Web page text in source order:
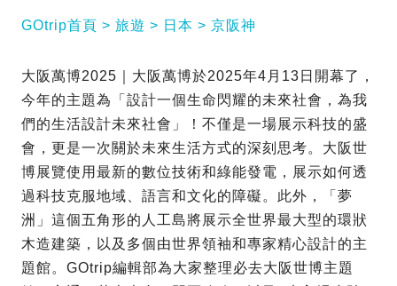
GOtrip首頁 旅遊 日本 京阪神
大阪萬博2025｜大阪萬博於2025年4月13日開幕了，
今年的主題為「設計一個生命閃耀的未來社會，為我
們的生活設計未來社會」！不僅是一場展示科技的盛
會，更是一次關於未來生活方式的深刻思考。大阪世
博展覽使用最新的數位技術和綠能發電，展示如何透
過科技克服地域、語言和文化的障礙。此外，「夢
洲」這個五角形的人工島將展示全世界最大型的環狀
木造建築，以及多個由世界領袖和專家精心設計的主
題館。GOtrip編輯部為大家整理必去大阪世博主題